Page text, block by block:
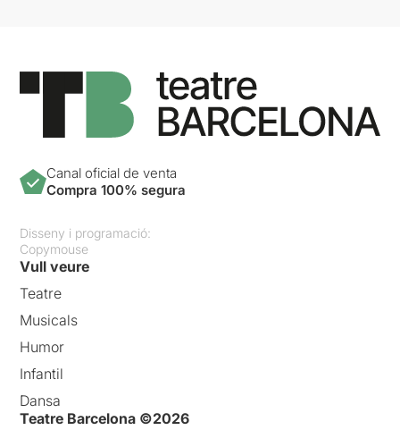
Canal oficial de venta
Compra 100% segura
Disseny i programació:
Copymouse
Vull veure
Teatre
Musicals
Humor
Infantil
Dansa
Teatre Barcelona ©2026